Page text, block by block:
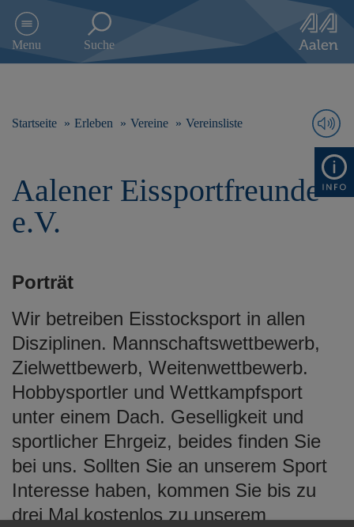
e
h
Menu Suche
Startseite Erleben Vereine Vereinsliste
Aalener Eissportfreunde
e.V.
Porträt
Wir betreiben Eisstocksport in allen
Disziplinen. Mannschaftswettbewerb,
Zielwettbewerb, Weitenwettbewerb.
Hobbysportler und Wettkampfsport
unter einem Dach. Geselligkeit und
sportlicher Ehrgeiz, beides finden Sie
bei uns. Sollten Sie an unserem Sport
Interesse haben, kommen Sie bis zu
drei Mal kostenlos zu unserem